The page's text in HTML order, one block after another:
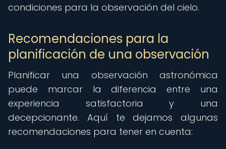
condiciones para la observación del cielo.
Recomendaciones para la
planificación de una observación
Planificar una observación astronómica
puede marcar la diferencia entre una
experiencia satisfactoria y una
decepcionante. Aquí te dejamos algunas
recomendaciones para tener en cuenta: